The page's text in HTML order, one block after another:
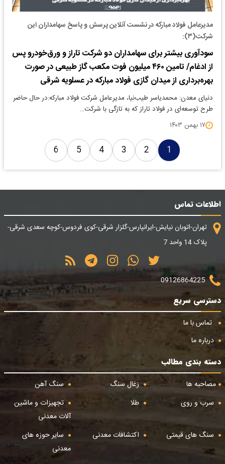
مدیرعامل فولاد مبارکه در نشست آنلاین پرسش و پاسخ سهامداران این
شرکت(۳):
سودآوری بیشتر برای سهامداران دو شرکت تاراز و ورق‌خودرو پس
از ادغام/ تامین ۴۶۰ میلیون فوت مکعب گاز طبیعی در صورت
بهره‌برداری از میدان گازی فولاد مبارکه در عسلویه شرقی
دنیای معدن: محمدیاسر طیب‌نیا، مدیرعامل شرکت فولاد مبارکه:در حال حاضر
طرح توسعه‌ای در فولاد تاراز که به تازگی با شرکت…
۱۷ بهمن ۱۴۰۳
1
2
3
4
5
6
اطلاعات تماس
تهران-اتوبان نیایش-ایرانپارس-گلزار شرقی-کوی فردوس-کوچه سعدی شرقی-
پلاک 14 واحد 7
09126864225
دسترسی سریع
تماس با ما
درباره ما
دسته بندی مطالب
مصاحبه ها
زغال سنگ
سنگ آهن
سرب و روی
طلا
تجهیزات و ماشین
آلات معدنی
سنگ های قیمتی
اکتشافات معدنی
سایر حوزه های
معدنی